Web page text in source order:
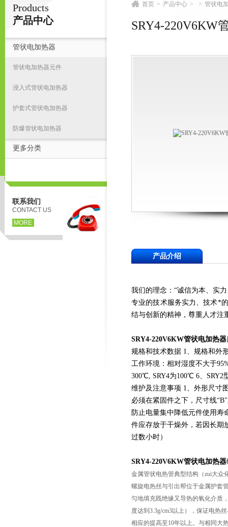
扬州志力电气科技有限公司/扬州高压测试仪
Products
产品中心
管状电加热器
管状电加热器元件
浸入式管状电加热器
护套式管状电加热器
防爆管状电加热器
更多分类
联系我们
CONTACT US
MORE
首页 > 产品中心 > > 管状电
SRY4-220V6KW
产品介绍
我们的理念：“诚信为本、实
专业的技术服务实力、技术*
结与创新的精神，尊重人才注
SRY4-220V6KW管状电加热器
规格和技术数据 1、规格和外
工作环境：相对湿度不大于
300℃, SRY4为100℃ 6、SRY2
维护及注意事项 1、外形尺寸
必须在紧固件之下，尺寸线
防止电量集中降低元件使用寿
件应存放于干燥外，若因长期
过数小时）
SRY4-220V6KW管状电加热器
金属管状电热管典型结构（zui大众
螺旋电热丝与引出帮位于金属护套
匀地填充既绝缘又导热的氧化介质
度达到3.3g/cm3以上），保证电热
相应的提高至10年以上。与相同大